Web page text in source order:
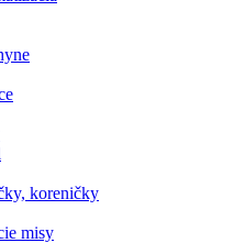
koreničky
misy